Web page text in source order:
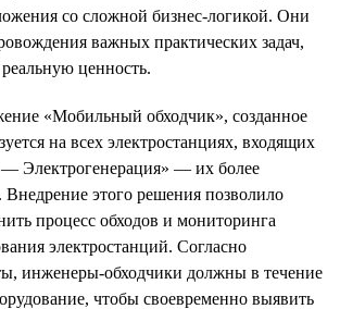
со сложной бизнес-логикой. Они
важных практических задач,
ценность.
«Мобильный обходчик», созданное
на всех электростанциях, входящих
Электрогенерация» — их более
Внедрение этого решения позволило
процесс обходов и мониторинга
электростанций. Согласно
инженеры-обходчики должны в течение
чтобы своевременно выявить